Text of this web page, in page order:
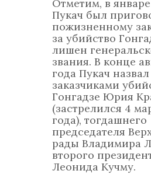
Отметим, в
Пукач был
пожизненному
за убийство
лишен
звания. В конце
года Пукач назвал
заказчиками
Гонгадзе Юрия
(застрелился 4
года), тогдашнего
председателя
рады Владимира
второго
Леонида Кучму.